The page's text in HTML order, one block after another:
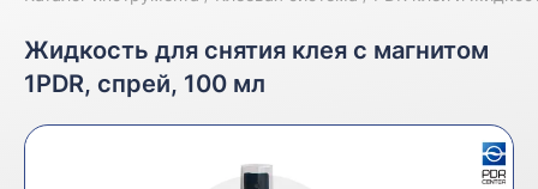
Жидкость для снятия клея с магнитом
1PDR, спрей, 100 мл